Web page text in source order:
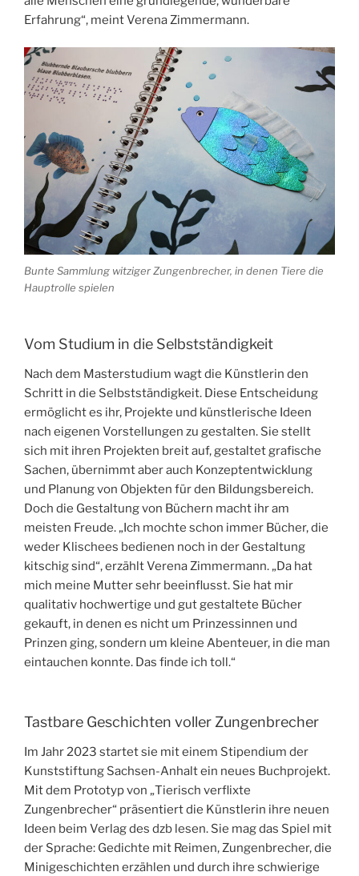
Erfahrung“, meint Verena Zimmermann.
Bunte Sammlung witziger Zungenbrecher, in denen Tiere die
Hauptrolle spielen
Vom Studium in die Selbstständigkeit
Nach dem Masterstudium wagt die Künstlerin den
Schritt in die Selbstständigkeit. Diese Entscheidung
ermöglicht es ihr, Projekte und künstlerische Ideen
nach eigenen Vorstellungen zu gestalten. Sie stellt
sich mit ihren Projekten breit auf, gestaltet grafische
Sachen, übernimmt aber auch Konzeptentwicklung
und Planung von Objekten für den Bildungsbereich.
Doch die Gestaltung von Büchern macht ihr am
meisten Freude. „Ich mochte schon immer Bücher, die
weder Klischees bedienen noch in der Gestaltung
kitschig sind“, erzählt Verena Zimmermann. „Da hat
mich meine Mutter sehr beeinflusst. Sie hat mir
qualitativ hochwertige und gut gestaltete Bücher
gekauft, in denen es nicht um Prinzessinnen und
Prinzen ging, sondern um kleine Abenteuer, in die man
eintauchen konnte. Das finde ich toll.“
Tastbare Geschichten voller Zungenbrecher
Im Jahr 2023 startet sie mit einem Stipendium der
Kunststiftung Sachsen-Anhalt ein neues Buchprojekt.
Mit dem Prototyp von „Tierisch verflixte
Zungenbrecher“ präsentiert die Künstlerin ihre neuen
Ideen beim Verlag des dzb lesen. Sie mag das Spiel mit
der Sprache: Gedichte mit Reimen, Zungenbrecher, die
Minigeschichten erzählen und durch ihre schwierige